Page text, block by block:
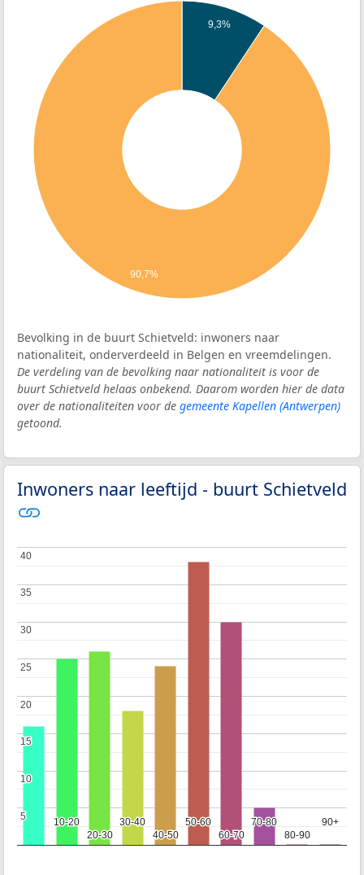
9,3%
90,7%
Bevolking in de buurt Schietveld: inwoners naar
nationaliteit, onderverdeeld in Belgen en vreemdelingen.
De verdeling van de bevolking naar nationaliteit is voor de
buurt Schietveld helaas onbekend. Daarom worden hier de data
over de nationaliteiten voor de gemeente Kapellen (Antwerpen)
getoond.
Inwoners naar leeftijd - buurt Schietveld
10-20
10-20
20-30
20-30
30-40
30-40
40-50
40-50
50-60
50-60
60-70
60-70
70-80
70-80
80-90
80-90
90+
90+
5
5
10
10
15
15
20
20
25
25
30
30
35
35
40
40